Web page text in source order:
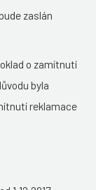
zaslán
o zamítnutí
byla
reklamace